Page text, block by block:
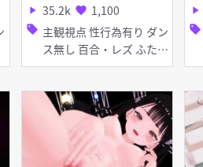
play_arrow 35.2k favorite 1,100
sell 主観視点 性行為有り ダン
ス無し 百合・レズ ふたな
り メイド服 顔射 くぱぁ
フェラ
play_arrow
sell